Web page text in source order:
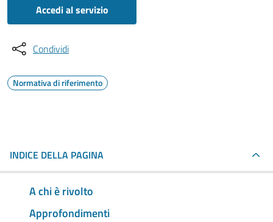
Accedi al servizio
Condividi
Normativa di riferimento
INDICE DELLA PAGINA
A chi è rivolto
Approfondimenti